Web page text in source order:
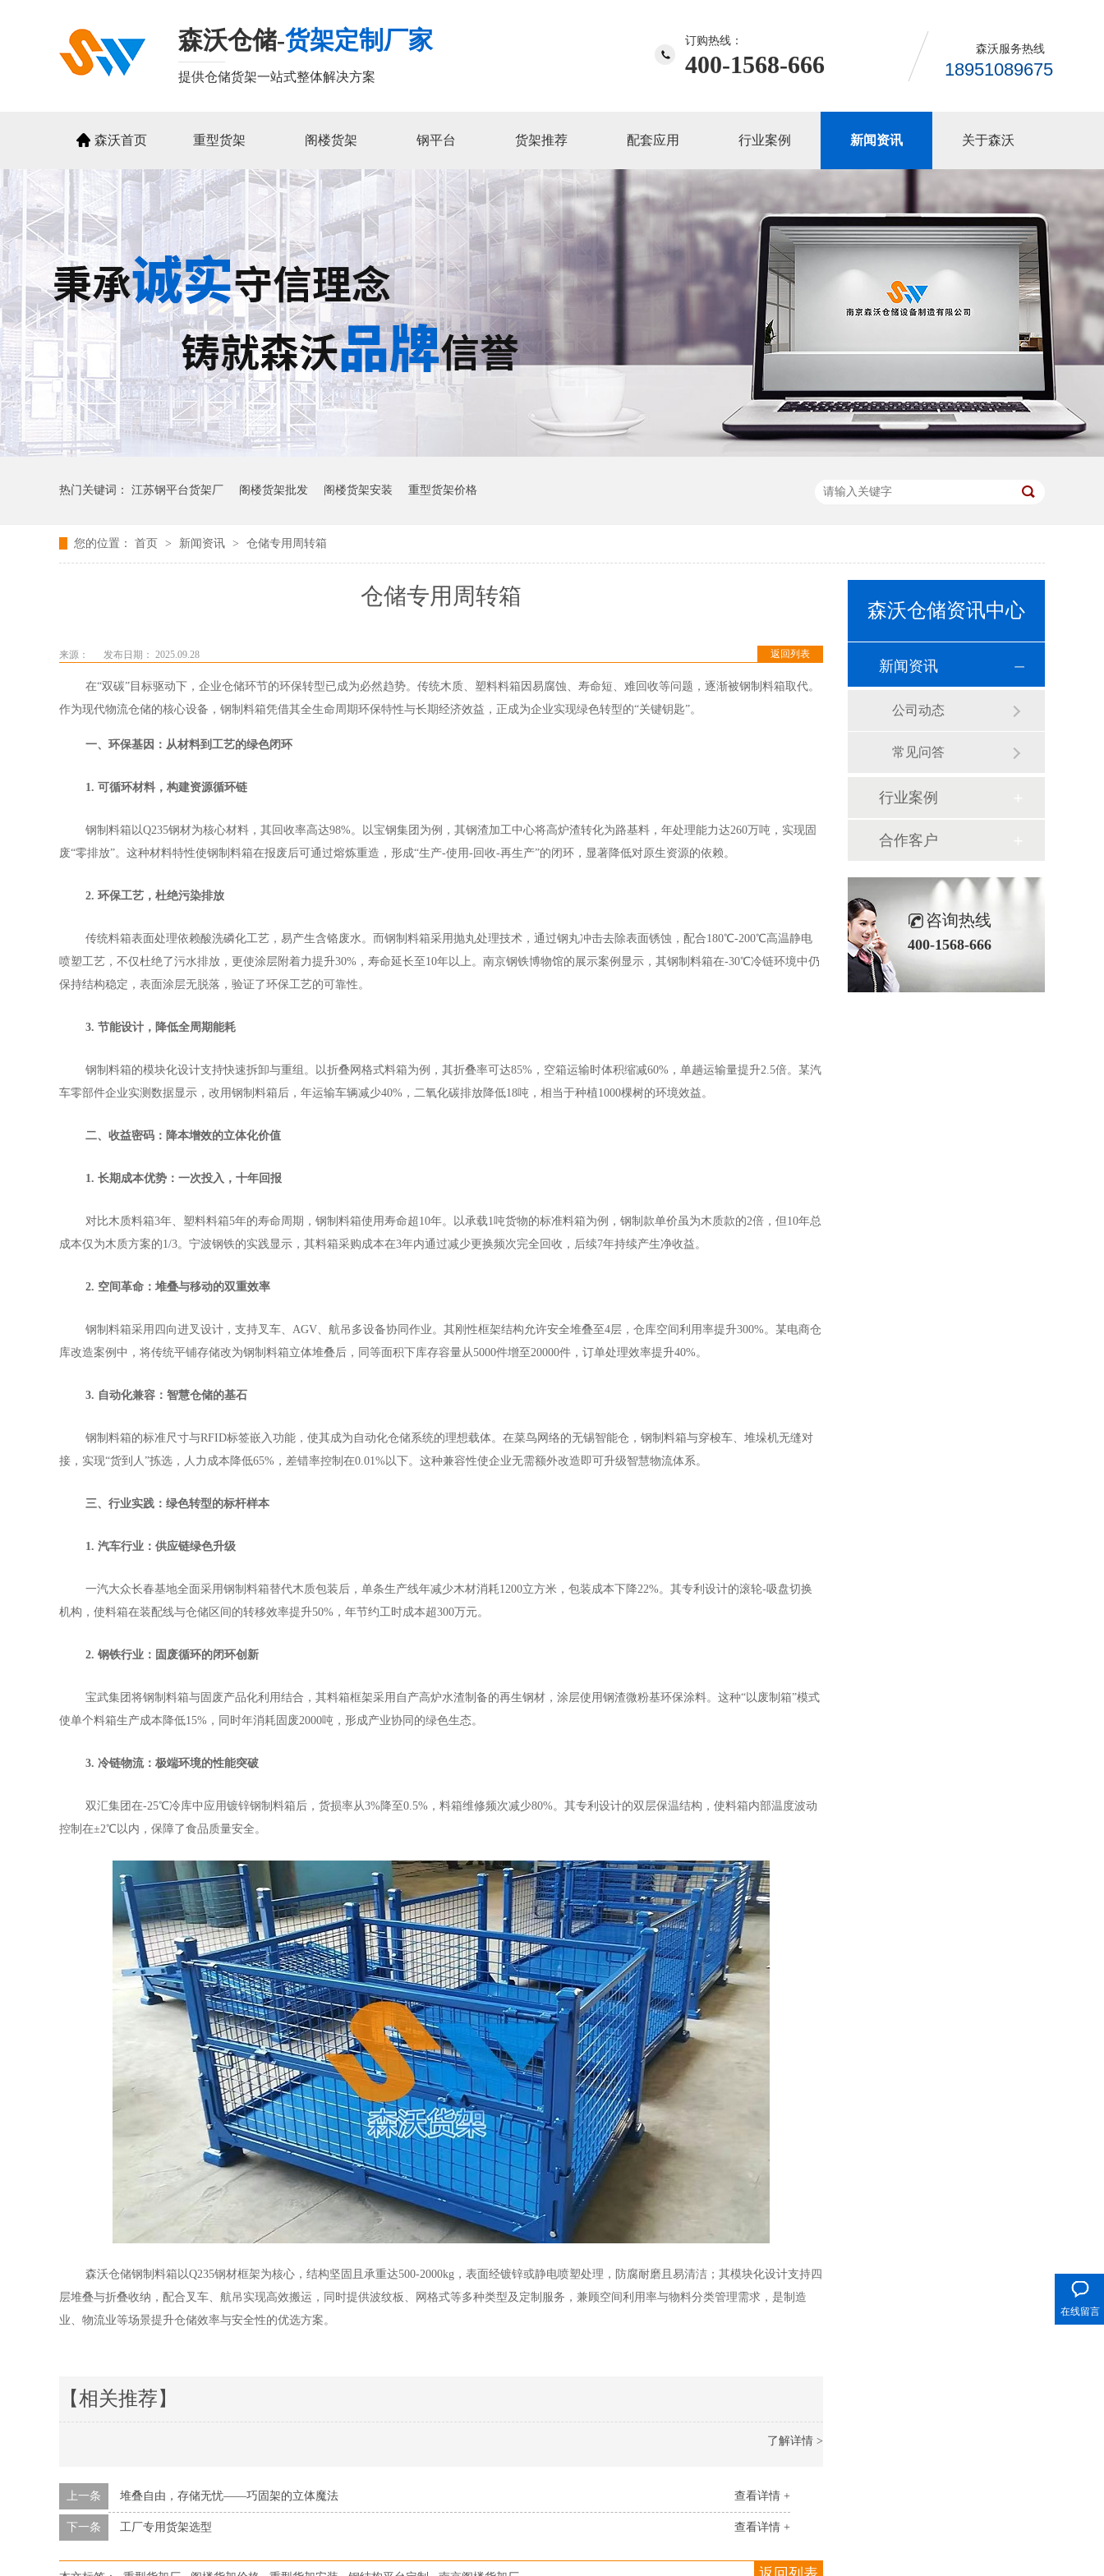
森沃仓储-货架定制厂家
提供仓储货架一站式整体解决方案
订购热线：
400-1568-666
森沃服务热线
18951089675
森沃首页 重型货架 阁楼货架 钢平台 货架推荐 配套应用 行业案例 新闻资讯 关于森沃
热门关键词： 江苏钢平台货架厂 阁楼货架批发 阁楼货架安装 重型货架价格
您的位置： 首页 > 新闻资讯 > 仓储专用周转箱
仓储专用周转箱
返回列表
来源： 发布日期： 2025.09.28
在“双碳”目标驱动下，企业仓储环节的环保转型已成为必然趋势。传统木质、塑料料箱因易腐蚀、寿命短、难回收等问题，逐渐被钢制料箱取代。
作为现代物流仓储的核心设备，钢制料箱凭借其全生命周期环保特性与长期经济效益，正成为企业实现绿色转型的“关键钥匙”。
一、环保基因：从材料到工艺的绿色闭环
1. 可循环材料，构建资源循环链
钢制料箱以Q235钢材为核心材料，其回收率高达98%。以宝钢集团为例，其钢渣加工中心将高炉渣转化为路基料，年处理能力达260万吨，实现固
废“零排放”。这种材料特性使钢制料箱在报废后可通过熔炼重造，形成“生产-使用-回收-再生产”的闭环，显著降低对原生资源的依赖。
2. 环保工艺，杜绝污染排放
传统料箱表面处理依赖酸洗磷化工艺，易产生含铬废水。而钢制料箱采用抛丸处理技术，通过钢丸冲击去除表面锈蚀，配合180℃-200℃高温静电
喷塑工艺，不仅杜绝了污水排放，更使涂层附着力提升30%，寿命延长至10年以上。南京钢铁博物馆的展示案例显示，其钢制料箱在-30℃冷链环境中仍
保持结构稳定，表面涂层无脱落，验证了环保工艺的可靠性。
3. 节能设计，降低全周期能耗
钢制料箱的模块化设计支持快速拆卸与重组。以折叠网格式料箱为例，其折叠率可达85%，空箱运输时体积缩减60%，单趟运输量提升2.5倍。某汽
车零部件企业实测数据显示，改用钢制料箱后，年运输车辆减少40%，二氧化碳排放降低18吨，相当于种植1000棵树的环境效益。
二、收益密码：降本增效的立体化价值
1. 长期成本优势：一次投入，十年回报
对比木质料箱3年、塑料料箱5年的寿命周期，钢制料箱使用寿命超10年。以承载1吨货物的标准料箱为例，钢制款单价虽为木质款的2倍，但10年总
成本仅为木质方案的1/3。宁波钢铁的实践显示，其料箱采购成本在3年内通过减少更换频次完全回收，后续7年持续产生净收益。
2. 空间革命：堆叠与移动的双重效率
钢制料箱采用四向进叉设计，支持叉车、 AGV、航吊多设备协同作业。其刚性框架结构允许安全堆叠至4层，仓库空间利用率提升300%。某电商仓
库改造案例中，将传统平铺存储改为钢制料箱立体堆叠后，同等面积下库存容量从5000件增至20000件，订单处理效率提升40%。
3. 自动化兼容：智慧仓储的基石
钢制料箱的标准尺寸与RFID标签嵌入功能，使其成为自动化仓储系统的理想载体。在菜鸟网络的无锡智能仓，钢制料箱与穿梭车、堆垛机无缝对
接，实现“货到人”拣选，人力成本降低65%，差错率控制在0.01%以下。这种兼容性使企业无需额外改造即可升级智慧物流体系。
三、行业实践：绿色转型的标杆样本
1. 汽车行业：供应链绿色升级
一汽大众长春基地全面采用钢制料箱替代木质包装后，单条生产线年减少木材消耗1200立方米，包装成本下降22%。其专利设计的滚轮-吸盘切换
机构，使料箱在装配线与仓储区间的转移效率提升50%，年节约工时成本超300万元。
2. 钢铁行业：固废循环的闭环创新
宝武集团将钢制料箱与固废产品化利用结合，其料箱框架采用自产高炉水渣制备的再生钢材，涂层使用钢渣微粉基环保涂料。这种“以废制箱”模式
使单个料箱生产成本降低15%，同时年消耗固废2000吨，形成产业协同的绿色生态。
3. 冷链物流：极端环境的性能突破
双汇集团在-25℃冷库中应用镀锌钢制料箱后，货损率从3%降至0.5%，料箱维修频次减少80%。其专利设计的双层保温结构，使料箱内部温度波动
控制在±2℃以内，保障了食品质量安全。
森沃仓储钢制料箱以Q235钢材框架为核心，结构坚固且承重达500-2000kg，表面经镀锌或静电喷塑处理，防腐耐磨且易清洁；其模块化设计支持四
层堆叠与折叠收纳，配合叉车、航吊实现高效搬运，同时提供波纹板、网格式等多种类型及定制服务，兼顾空间利用率与物料分类管理需求，是制造
业、物流业等场景提升仓储效率与安全性的优选方案。
【相关推荐】
了解详情 >
查看详情 +
上一条 堆叠自由，存储无忧——巧固架的立体魔法
查看详情 +
下一条 工厂专用货架选型
森沃仓储资讯中心
新闻资讯
公司动态
常见问答
行业案例
合作客户
咨询热线
400-1568-666
在线留言